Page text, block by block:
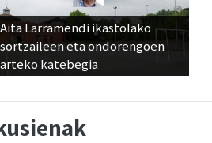
Aita Larramendi ikastolako
sortzaileen eta ondorengoen
arteko katebegia